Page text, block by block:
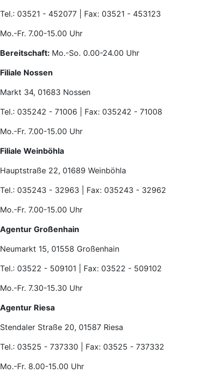
Tel.: 03521 - 452077 | Fax: 03521 - 453123
Mo.-Fr. 7.00-15.00 Uhr
Bereitschaft: Mo.-So. 0.00-24.00 Uhr
Filiale Nossen
Markt 34, 01683 Nossen
Tel.: 035242 - 71006 | Fax: 035242 - 71008
Mo.-Fr. 7.00-15.00 Uhr
Filiale Weinböhla
Hauptstraße 22, 01689 Weinböhla
Tel.: 035243 - 32963 | Fax: 035243 - 32962
Mo.-Fr. 7.00-15.00 Uhr
Agentur Großenhain
Neumarkt 15, 01558 Großenhain
Tel.: 03522 - 509101 | Fax: 03522 - 509102
Mo.-Fr. 7.30-15.30 Uhr
Agentur Riesa
Stendaler Straße 20, 01587 Riesa
Tel.: 03525 - 737330 | Fax: 03525 - 737332
Mo.-Fr. 8.00-15.00 Uhr